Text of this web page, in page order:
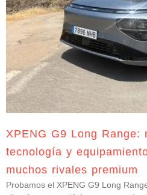
XPENG G9 Long Range:
tecnología y
muchos rivales premium
Probamos el XPENG G9 Long